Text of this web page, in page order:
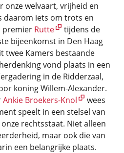
onze welvaart, vrijheid en
daarom iets om trots en
premier Rutte
tijdens de
bijeenkomst in Den Haag
twee Kamers bestaande
vond plaats in een
in de Ridderzaal,
koning Willem-Alexander.
Ankie Broekers-Knol
wees
speelt in een stelsel van
rechtsstaat. Niet alleen
maar ook die van
een belangrijke plaats.